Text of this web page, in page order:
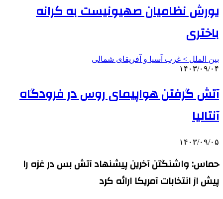
یورش نظامیان صهیونیست به کرانه
باختری
بین الملل > غرب آسیا و آفریقای شمالی
۱۴۰۳/۰۹/۰۴
آتش گرفتن هواپیمای روس در فرودگاه
آنتالیا
۱۴۰۳/۰۹/۰۵
حماس: واشنگتن آخرین پیشنهاد آتش بس در غزه را
پیش از انتخابات آمریکا ارائه کرد